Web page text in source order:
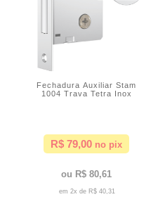
Fechadura Auxiliar Stam
1004 Trava Tetra Inox
R$ 79,00
R$ 80,61
2x de R$ 40,31